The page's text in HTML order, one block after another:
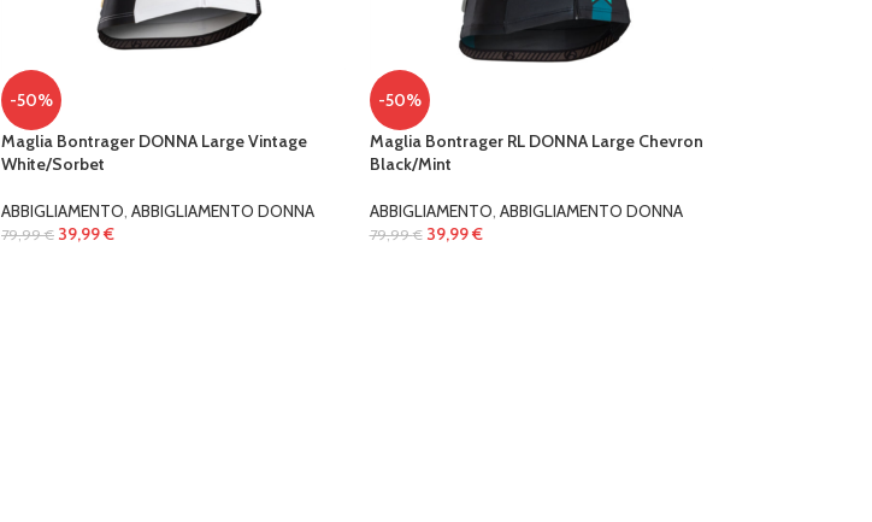
-50%
Maglia Bontrager DONNA Large Vintage
White/Sorbet
ABBIGLIAMENTO, ABBIGLIAMENTO DONNA
79,99€ 39,99€
-50%
Maglia Bontrager RL DONNA Large Chevron
Black/Mint
ABBIGLIAMENTO, ABBIGLIAMENTO DONNA
79,99€ 39,99€